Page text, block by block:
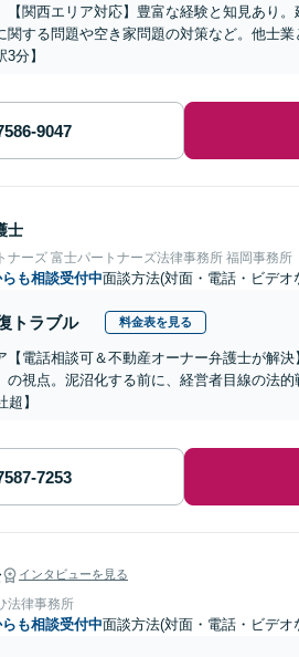
【関西エリア対応】豊富な経験と知見あり
関する問題や空き家問題の対策など。他士
分】
士
ナーズ 富士パートナーズ法律事務所 福岡事務所
も相談受付中面談方法(対面・電話・ビデオ
トラブル 料金表を見る
【電話相談可＆不動産オーナー弁護士が解
の視点。泥沼化する前に、経営者目線の法
超】
インタビューを見る
法律事務所
も相談受付中面談方法(対面・電話・ビデオ